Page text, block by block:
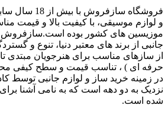
فروشگاه
و لوازم موسیقی، با کیفیت بالا و قیمت
موزیسین های کشور بوده است.سازفروش
جانبی از برند های معتبر دنیا، تنوع و
از سازهای مناسب برای هنرجویان مبتدی تا
حرفه ای ) ، تناسب قیمت و سطح کیفی
در زمینه خرید ساز و لوازم جانبی توسط
نزدیک به دو دهه است که به نامی آشنا
شده است.